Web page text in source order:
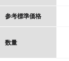
参考標準価格
数量